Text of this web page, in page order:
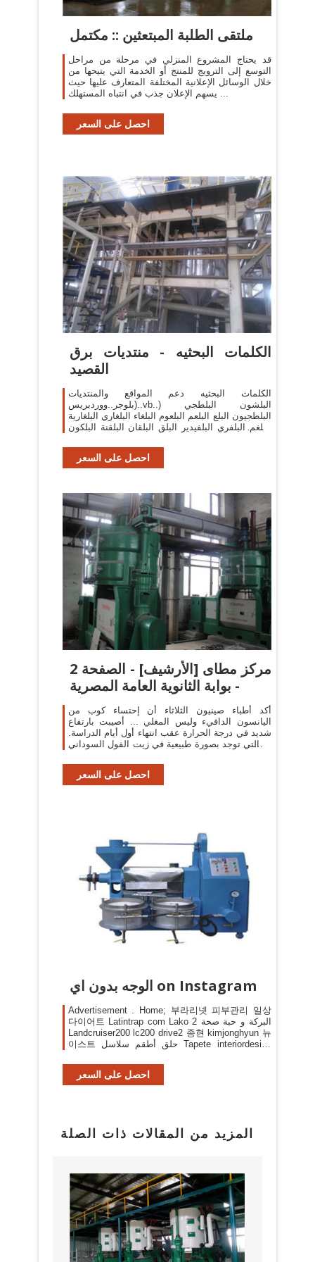
ملتقى الطلبة المبتعثين :: مكتمل
قد يحتاج المشروع المنزلي في مرحلة من مراحل
التوسع إلى الترويج للمنتج أو الخدمة التي يتيحها من
خلال الوسائل الإعلانية المختلفة المتعارف عليها حيث
يسهم الإعلان جذب في انتباه المستهلك ...
احصل على السعر
الكلمات البحثيه - منتديات برق
القصيد
الكلمات البحثيه دعم المواقع والمنتديات
(بلوجر..ووردبريس..vb..) البلشون البلطجي
البلطجيون البلع البلعم البلعوم البلغاء البلغاري البلغارية
البلغم البلفري البلفيدير البلق البلقان البلقنة البلكون
احصل على السعر
مركز مطاى [الأرشيف] - الصفحة 2
- بوابة الثانوية العامة المصرية
أكد أطباء صينيون الثلاثاء أن إحتساء كوب من
اليانسون الدافيء وليس المغلي ... أصيبت بارتفاع
شديد في درجة الحرارة عقب انتهاء أول أيام الدراسة.
... التي توجد بصورة طبيعية في زيت الفول السوداني
احصل على السعر
الوجه بدون اي on Instagram
Advertisement . Home; 부라리넷 피부관리 일상
다이어트 Latintrap com Lako 2 البركة و حبة صحة
Landcruiser200 lc200 drive2 종현 kimjonghyun 뉴
이스트 حلق أطقم سلاسل Tapete interiordesign
homesweethome hediyelik Aremania aremafans
arema ongisnade Calcio repost Desa indonesia
احصل على السعر
المزيد من المقالات ذات الصلة